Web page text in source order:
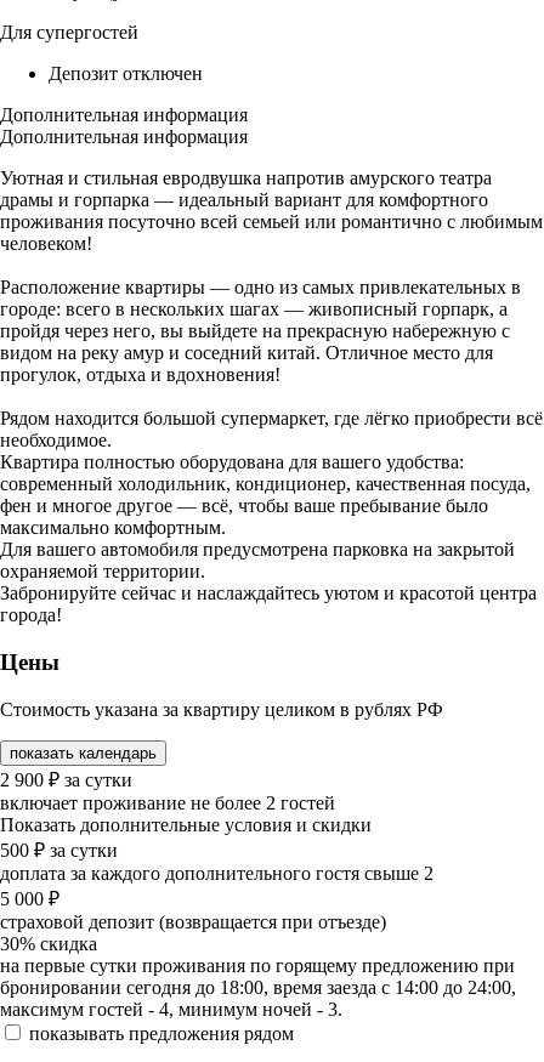
Для супергостей
Депозит отключен
Дополнительная информация
Дополнительная информация
Уютная и стильная евродвушка напротив амурского театра
драмы и горпарка — идеальный вариант для комфортного
проживания посуточно всей семьей или романтично с любимым
человеком!
Расположение квартиры — одно из самых привлекательных в
городе: всего в нескольких шагах — живописный горпарк, а
пройдя через него, вы выйдете на прекрасную набережную с
видом на реку амур и соседний китай. Отличное место для
прогулок, отдыха и вдохновения!
Рядом находится большой супермаркет, где лёгко приобрести всё
необходимое.
Квартира полностью оборудована для вашего удобства:
современный холодильник, кондиционер, качественная посуда,
фен и многое другое — всё, чтобы ваше пребывание было
максимально комфортным.
Для вашего автомобиля предусмотрена парковка на закрытой
охраняемой территории.
Забронируйте сейчас и наслаждайтесь уютом и красотой центра
города!
Цены
Стоимость указана за квартиру целиком в рублях РФ
показать календарь
2 900 ₽ за сутки
включает проживание не более 2 гостей
Показать дополнительные условия и скидки
500 ₽ за сутки
доплата за каждого дополнительного гостя свыше 2
5 000 ₽
страховой депозит (возвращается при отъезде)
30% скидка
на первые сутки проживания по горящему предложению при
бронировании сегодня до 18:00, время заезда с 14:00 до 24:00,
максимум гостей - 4, минимум ночей - 3.
показывать предложения рядом